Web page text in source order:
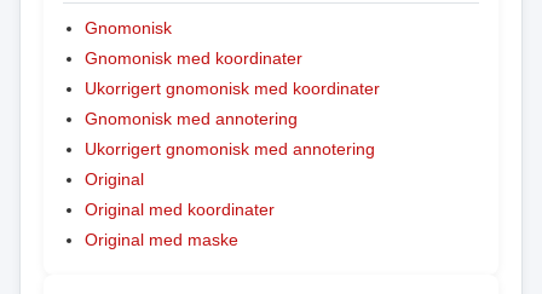
Gnomonisk
Gnomonisk med koordinater
Ukorrigert gnomonisk med koordinater
Gnomonisk med annotering
Ukorrigert gnomonisk med annotering
Original
Original med koordinater
Original med maske